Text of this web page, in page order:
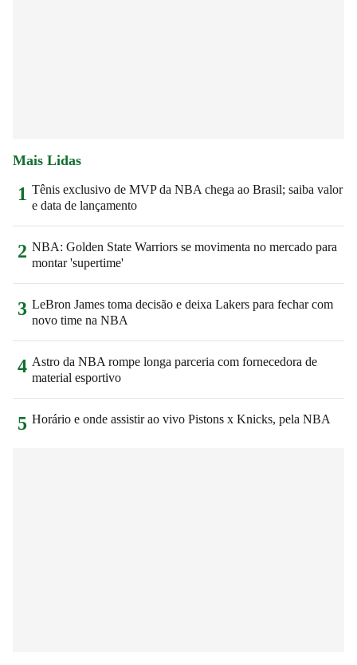
Mais Lidas
1 Tênis exclusivo de MVP da NBA chega ao Brasil; saiba valor
e data de lançamento
2 NBA: Golden State Warriors se movimenta no mercado para
montar 'supertime'
3 LeBron James toma decisão e deixa Lakers para fechar com
novo time na NBA
4 Astro da NBA rompe longa parceria com fornecedora de
material esportivo
5 Horário e onde assistir ao vivo Pistons x Knicks, pela NBA